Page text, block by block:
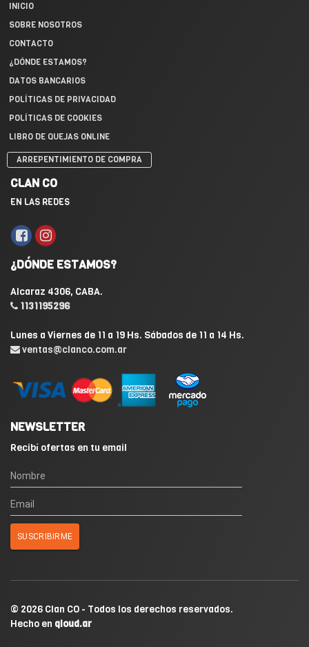
INICIO
SOBRE NOSOTROS
CONTACTO
¿DÓNDE ESTAMOS?
DATOS BANCARIOS
POLÍTICAS DE PRIVACIDAD
POLÍTICAS DE COOKIES
LIBRO DE QUEJAS ONLINE
ARREPENTIMIENTO DE COMPRA
CLAN CO
EN LAS REDES
¿DÓNDE ESTAMOS?
Alcaraz 4306, CABA.
1131195296
Lunes a Viernes de 11 a 19 Hs. Sábados de 11 a 14 Hs.
ventas@clanco.com.ar
NEWSLETTER
Recibí ofertas en tu email
© 2026 Clan CO - Todos los derechos reservados.
Hecho en qloud.ar